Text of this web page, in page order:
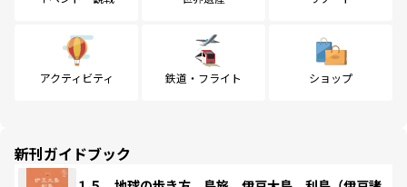
アクティビティ 鉄道・フライト ショップ
新刊ガイドブック